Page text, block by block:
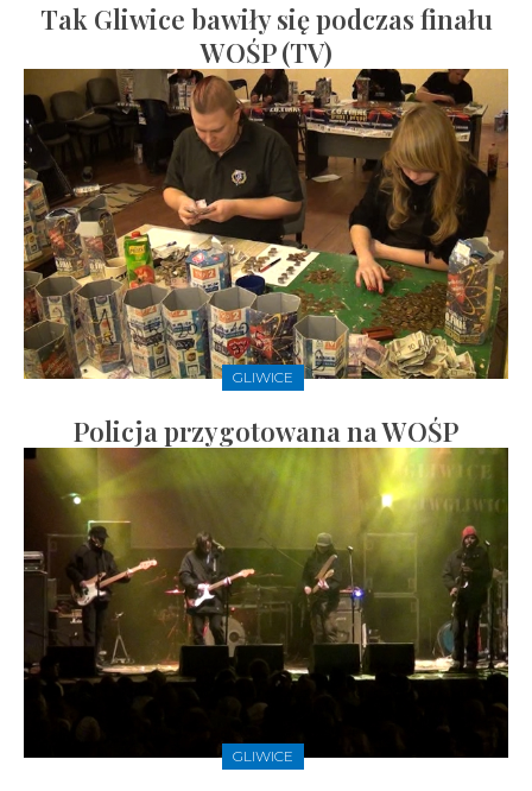
Tak Gliwice bawiły się podczas finału
WOŚP (TV)
GLIWICE
Policja przygotowana na WOŚP
GLIWICE